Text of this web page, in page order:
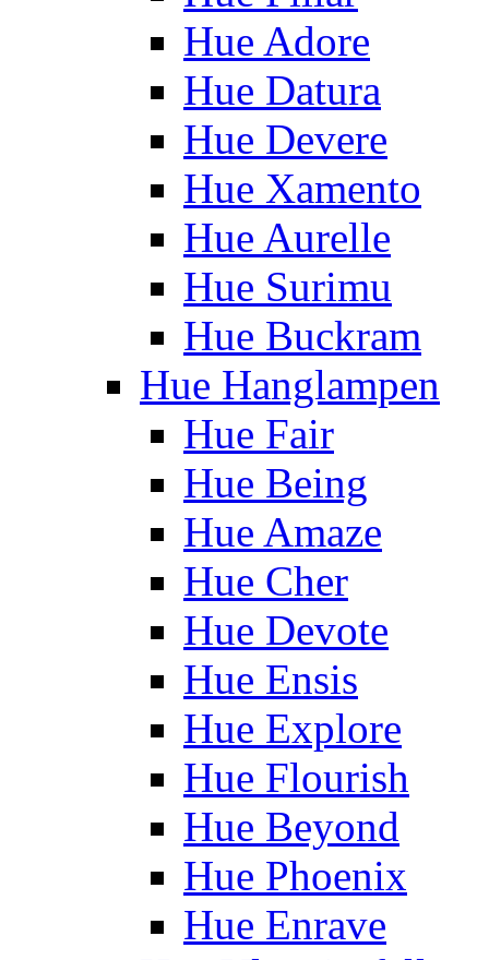
Hue Adore
Hue Datura
Hue Devere
Hue Xamento
Hue Aurelle
Hue Surimu
Hue Buckram
Hue Hanglampen
Hue Fair
Hue Being
Hue Amaze
Hue Cher
Hue Devote
Hue Ensis
Hue Explore
Hue Flourish
Hue Beyond
Hue Phoenix
Hue Enrave